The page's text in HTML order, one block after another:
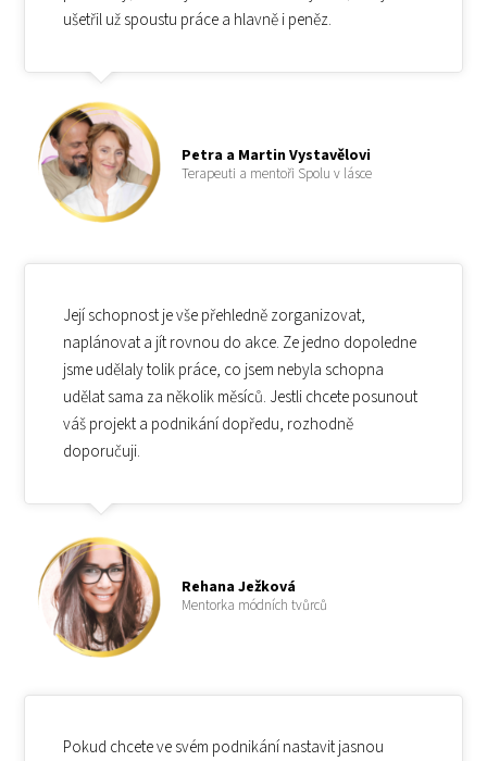
ušetřil už spoustu práce a hlavně i peněz.
Petra a Martin Vystavělovi
Terapeuti a mentoři Spolu v lásce
Její schopnost je vše přehledně zorganizovat,
naplánovat a jít rovnou do akce. Ze jedno dopoledne
jsme udělaly tolik práce, co jsem nebyla schopna
udělat sama za několik měsíců. Jestli chcete posunout
váš projekt a podnikání dopředu, rozhodně
doporučuji.
Rehana Ježková
Mentorka módních tvůrců
Pokud chcete ve svém podnikání nastavit jasnou